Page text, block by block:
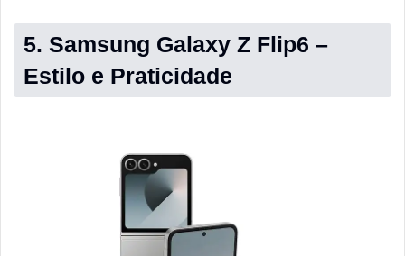
5. Samsung Galaxy Z Flip6 –
Estilo e Praticidade